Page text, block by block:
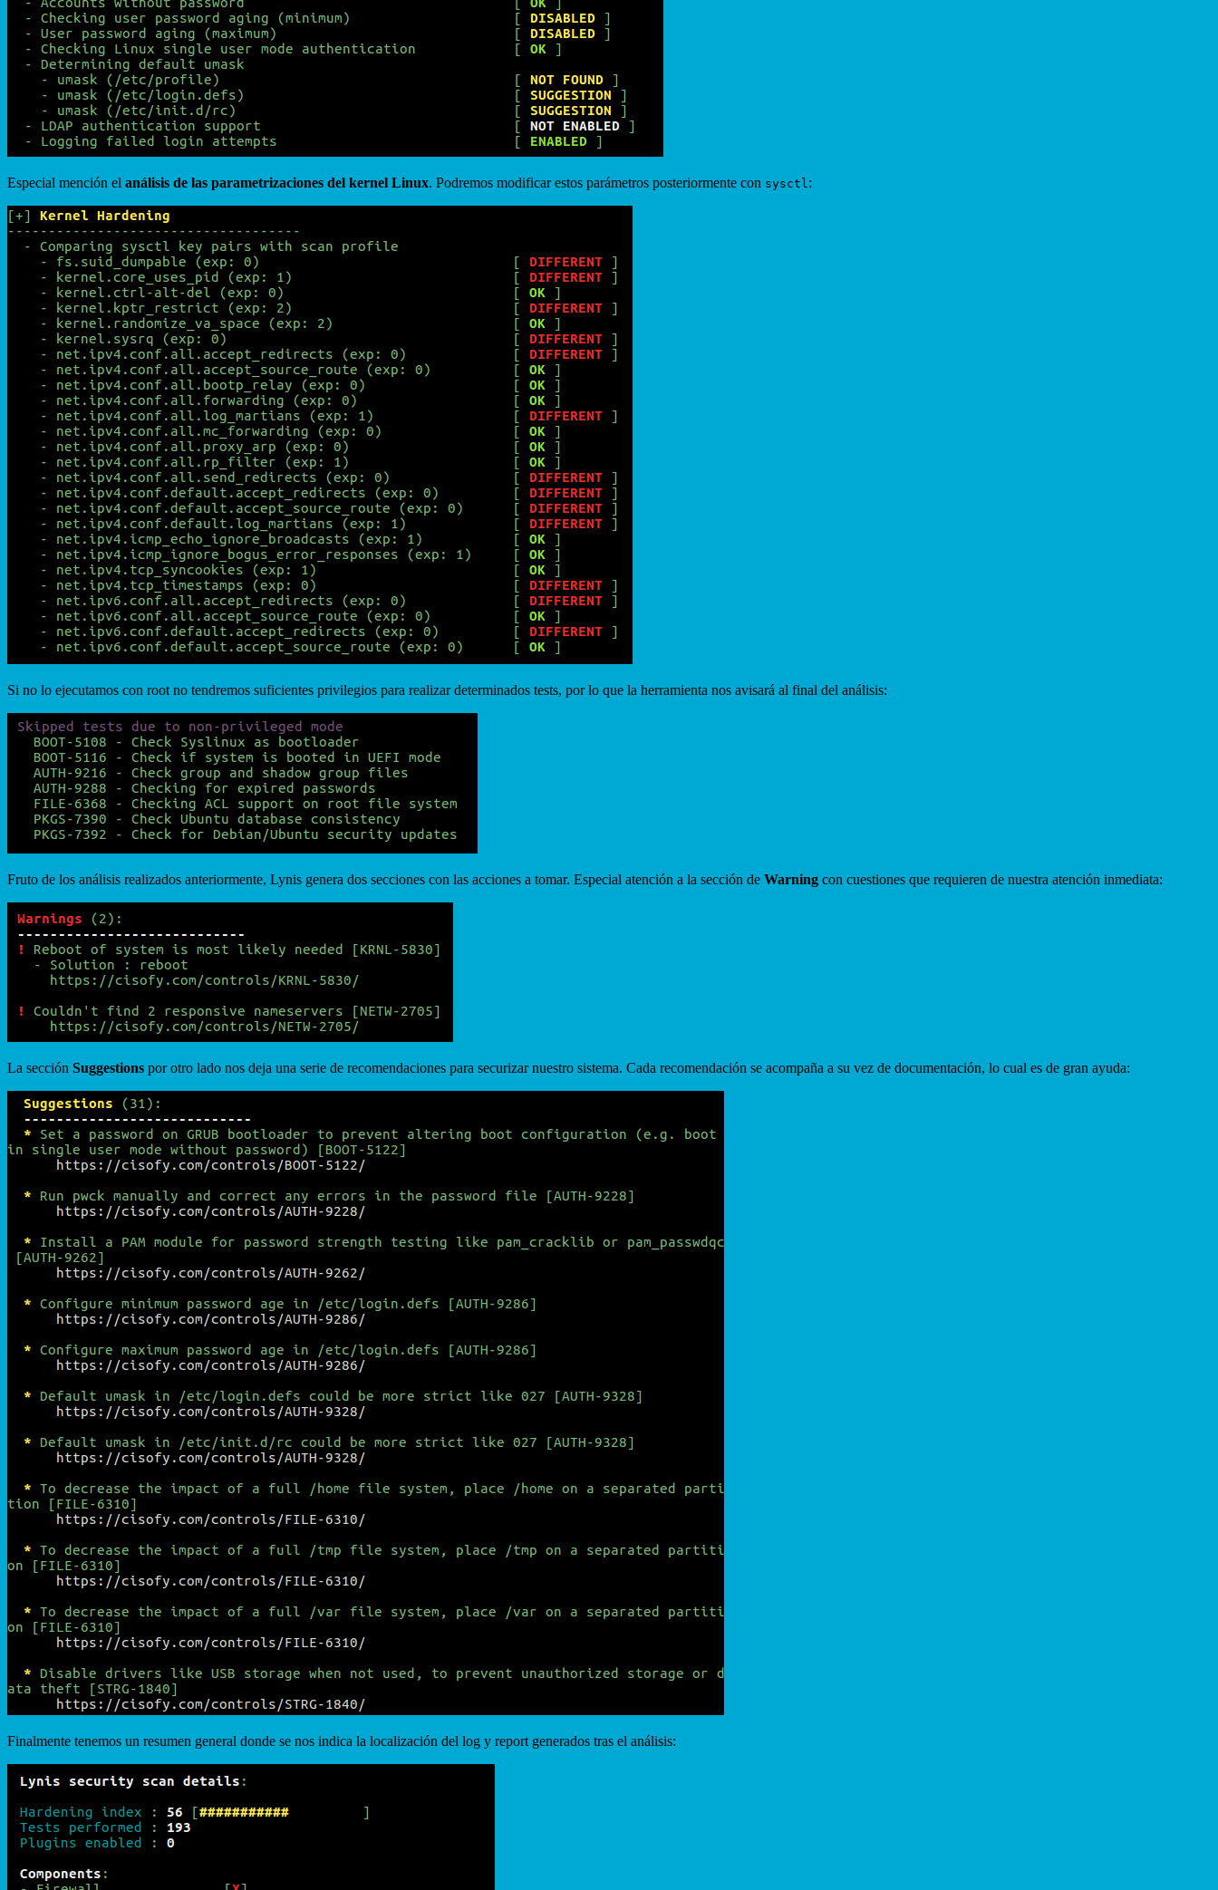
Especial mención el análisis de las parametrizaciones del kernel Linux. Podremos modificar estos parámetros posteriormente con sysctl:
Si no lo ejecutamos con root no tendremos suficientes privilegios para realizar determinados tests, por lo que la herramienta nos avisará al final del análisis:
Fruto de los análisis realizados anteriormente, Lynis genera dos secciones con las acciones a tomar. Especial atención a la sección de Warning con cuestiones que requieren de nuestra atención inmediata:
La sección Suggestions por otro lado nos deja una serie de recomendaciones para securizar nuestro sistema. Cada recomendación se acompaña a su vez de documentación, lo cual es de gran ayuda:
Finalmente tenemos un resumen general donde se nos indica la localización del log y report generados tras el análisis: